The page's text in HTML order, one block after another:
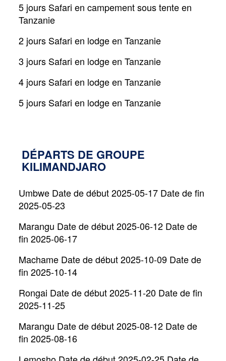
5 jours Safari en campement sous tente en
Tanzanie
2 jours Safari en lodge en Tanzanie
3 jours Safari en lodge en Tanzanie
4 jours Safari en lodge en Tanzanie
5 jours Safari en lodge en Tanzanie
DÉPARTS DE GROUPE
KILIMANDJARO
Umbwe Date de début 2025-05-17 Date de fin
2025-05-23
Marangu Date de début 2025-06-12 Date de
fin 2025-06-17
Machame Date de début 2025-10-09 Date de
fin 2025-10-14
Rongai Date de début 2025-11-20 Date de fin
2025-11-25
Marangu Date de début 2025-08-12 Date de
fin 2025-08-16